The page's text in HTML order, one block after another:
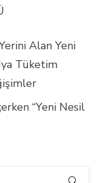
Alan Yeni
Tüketim
“yeni Nesil